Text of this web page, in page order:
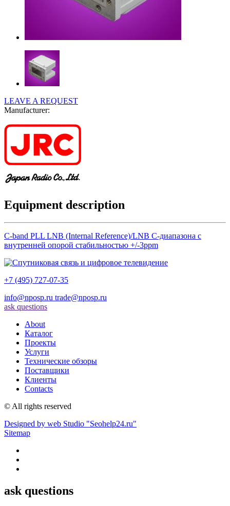
LEAVE A REQUEST
Manufacturer:
Equipment description
C-band PLL LNB (Internal Reference)/LNB С-диапазона с
внутренней опорой стабильностью +/-3ppm
+7 (495) 727-07-35
info@nposp.ru trade@nposp.ru
ask questions
About
Каталог
Проекты
Услуги
Технические обзоры
Поставщики
Клиенты
Contacts
© All rights reserved
Designed by web Studio "Seohelp24.ru"
Sitemap
ask questions